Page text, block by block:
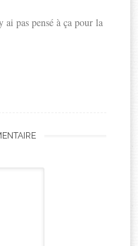
ai pas pensé à ça pour la